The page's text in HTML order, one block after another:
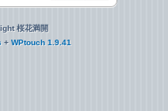
桜花満開
+ WPtouch 1.9.41